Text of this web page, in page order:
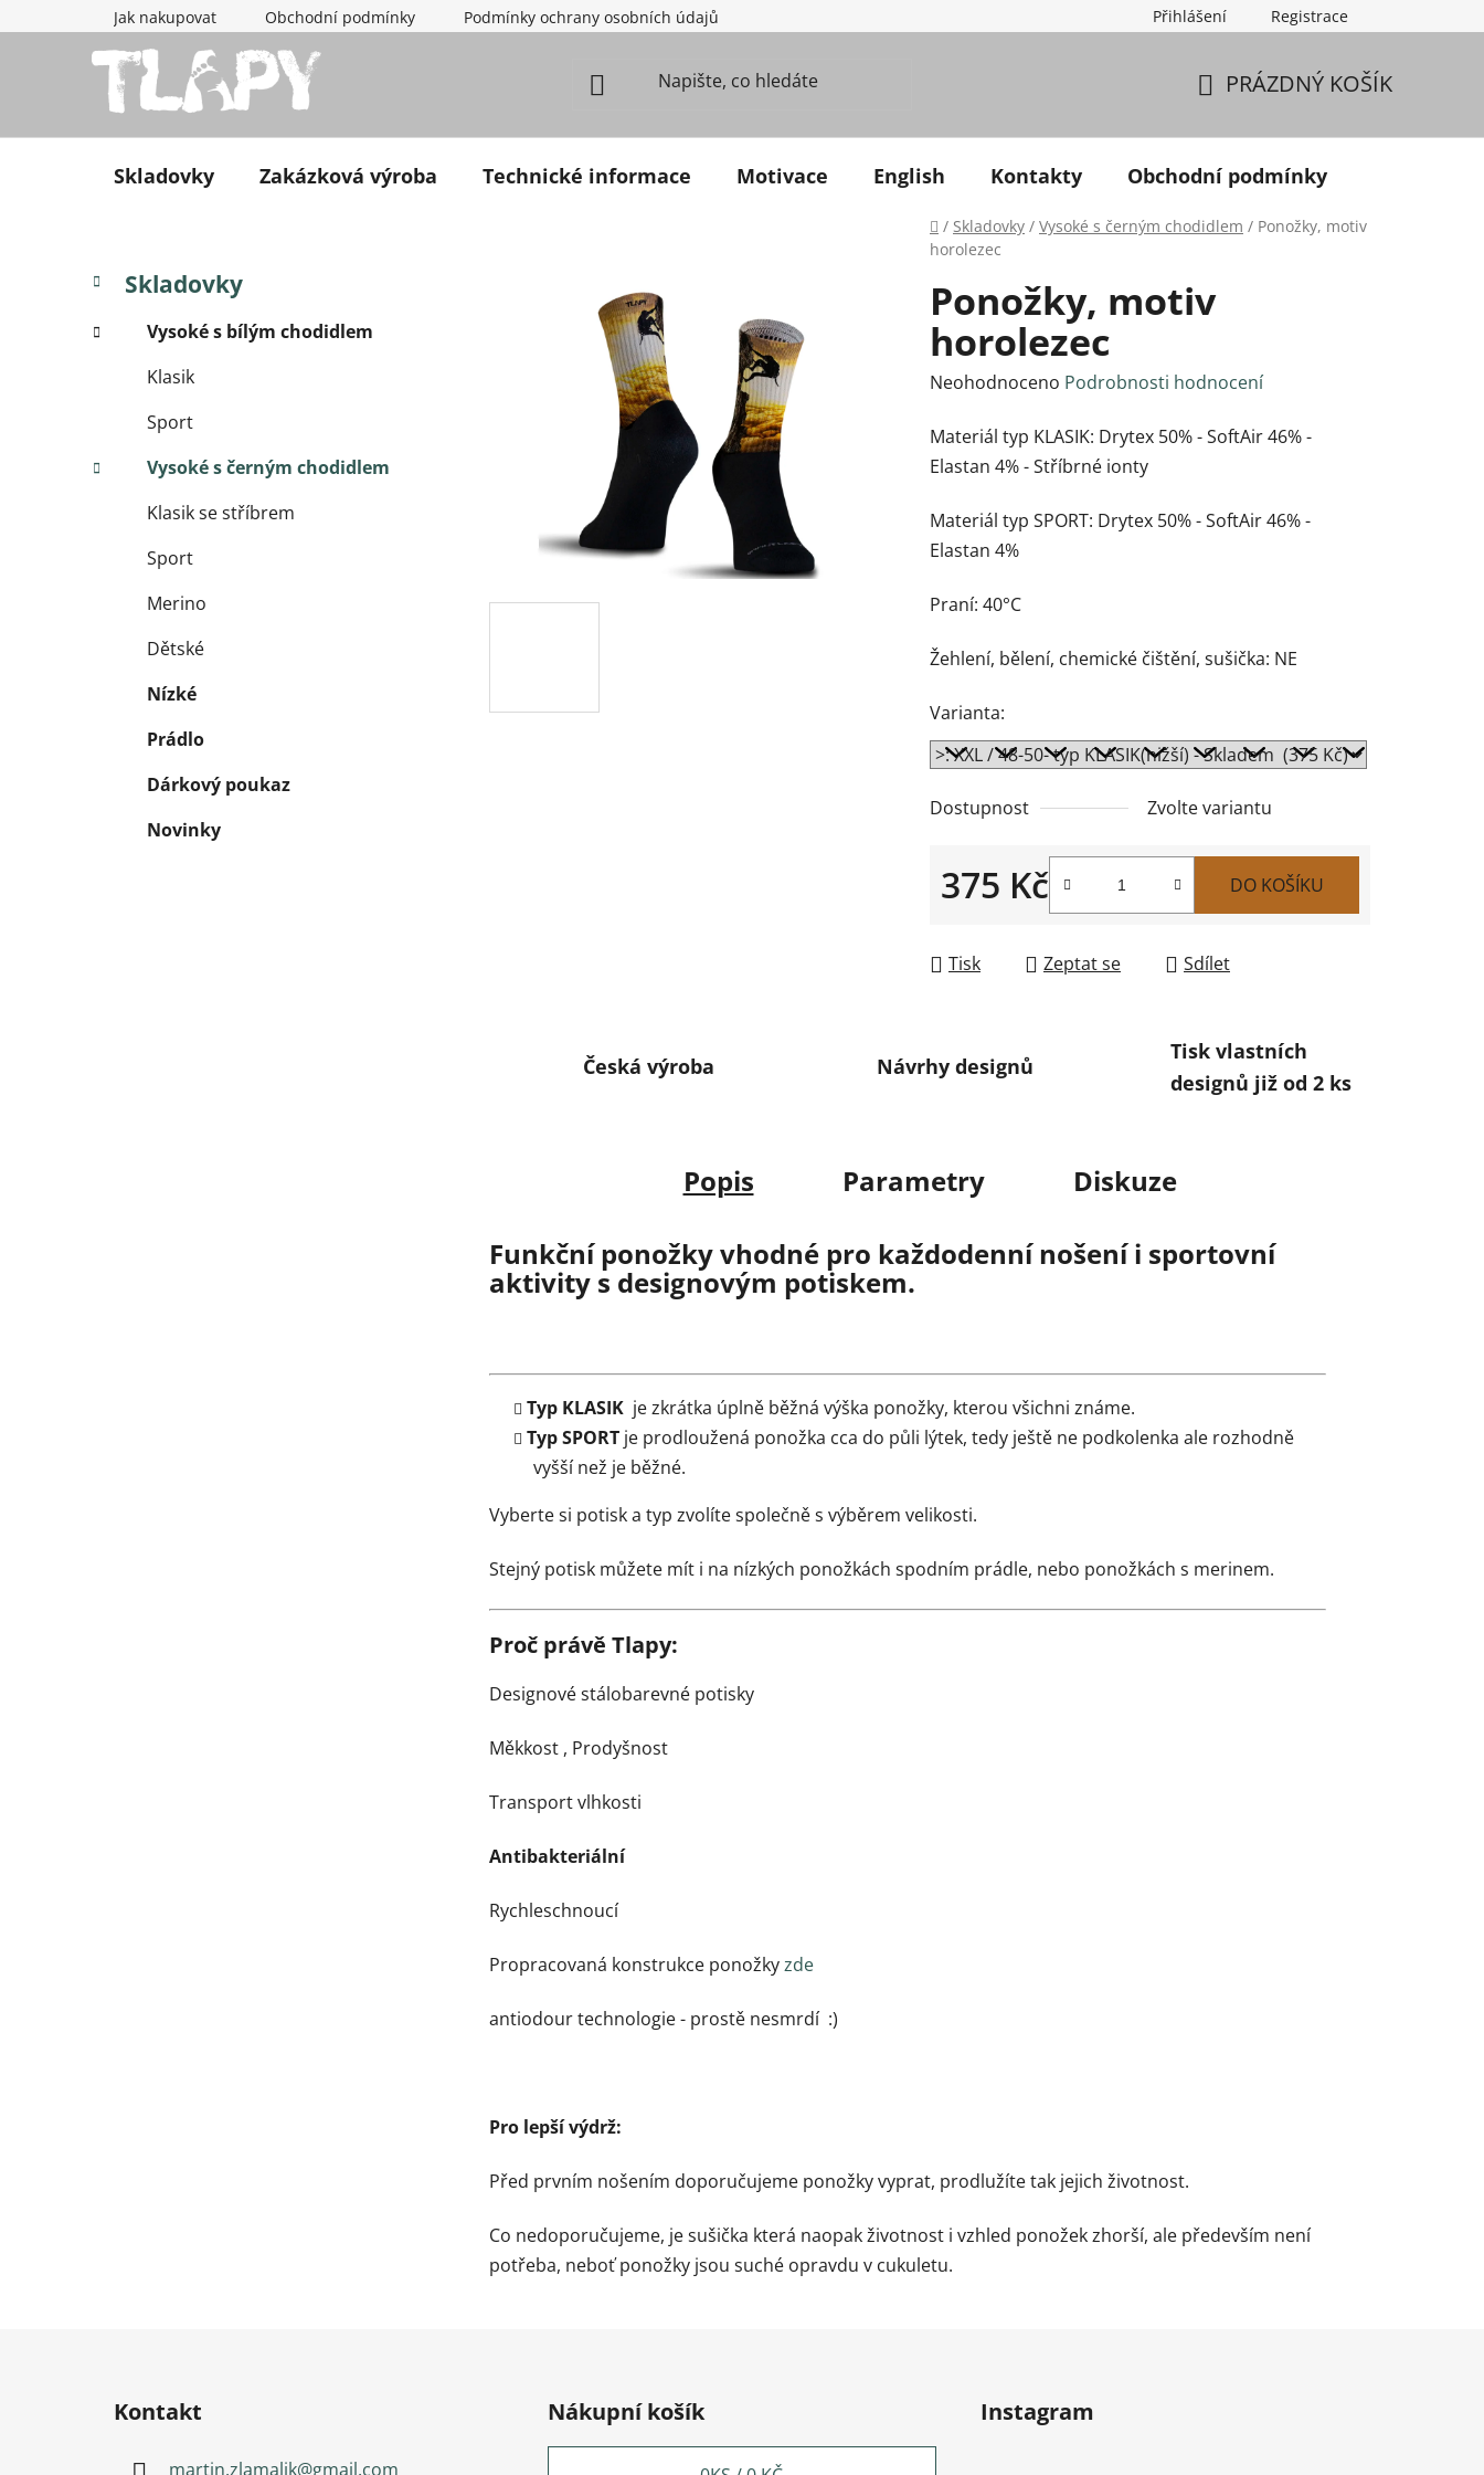
Přejít na obsahJak nakupovat Obchodní podmínky Podmínky ochrany osobních údajů Přihlášení Registrace
PRÁZDNÝ KOŠÍK
Skladovky Zakázková výroba Technické informace Motivace English Kontakty Obchodní podmínky
Domů
/ Skladovky / Vysoké s černým chodidlem / Ponožky, motiv
horolezec
Postranní panel
Přeskočit kategorie
Kategorie
Skladovky
Vysoké s bílým chodidlem
Klasik
Sport
Vysoké s černým chodidlem
Klasik se stříbrem
Sport
Merino
Dětské
Nízké
Prádlo
Dárkový poukaz
Novinky
Ponožky, motiv
horolezec
Průměrné hodnocení produktu je 0,0 z 5 hvězdiček.
Neohodnoceno Podrobnosti hodnocení
Materiál typ KLASIK: Drytex 50% - SoftAir 46% -
Elastan 4% - Stříbrné ionty
Materiál typ SPORT: Drytex 50% - SoftAir 46% -
Elastan 4%
Praní: 40°C
Žehlení, bělení, chemické čištění, sušička: NE
Varianta:
Dostupnost Zvolte variantu
375 Kč DO KOŠÍKU
Tisk Zeptat se Sdílet
Česká výroba Návrhy designů
Tisk vlastních
designů již od 2 ks
Popis Parametry
Diskuze
Funkční ponožky vhodné pro každodenní nošení i sportovní
aktivity s designovým potiskem.
Typ KLASIK je zkrátka úplně běžná výška ponožky, kterou všichni známe.
Typ SPORT je prodloužená ponožka cca do půli lýtek, tedy ještě ne podkolenka ale rozhodně
vyšší než je běžné.
Vyberte si potisk a typ zvolíte společně s výběrem velikosti.
Stejný potisk můžete mít i na nízkých ponožkách spodním prádle, nebo ponožkách s merinem.
Proč právě Tlapy:
Designové stálobarevné potisky
Měkkost , Prodyšnost
Transport vlhkosti
Antibakteriální
Rychleschnoucí
Propracovaná konstrukce ponožkyzde
antiodour technologie - prostě nesmrdí :)
Pro lepší výdrž:
Před prvním nošením doporučujeme ponožky vyprat, prodlužíte tak jejich životnost.
Co nedoporučujeme, je sušička která naopak životnost i vzhled ponožek zhorší, ale především není
potřeba, neboť ponožky jsou suché opravdu v cukuletu.
Kontakt Nákupní košík Instagram